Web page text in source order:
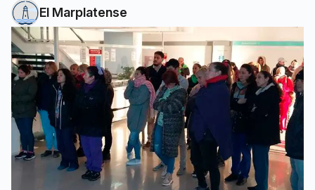
El Marplatense